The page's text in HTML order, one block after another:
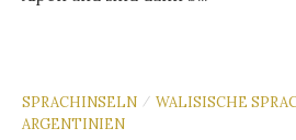
SPRACHINSELN / WALISISCHE
ARGENTINIEN